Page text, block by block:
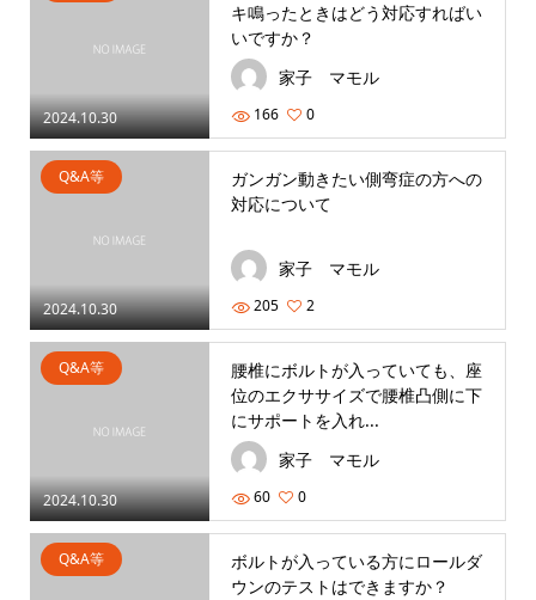
2024.10.30
キ鳴ったときはどう対応すればい
いですか？
家子 マモル
166 0
2024.10.30
Q&A等
ガンガン動きたい側弯症の方への
対応について
家子 マモル
205 2
2024.10.30
Q&A等
腰椎にボルトが入っていても、座
位のエクササイズで腰椎凸側に下
にサポートを入れ...
家子 マモル
60 0
Q&A等
ボルトが入っている方にロールダ
ウンのテストはできますか？